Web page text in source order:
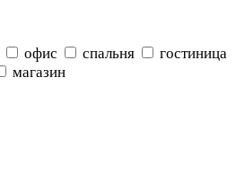
офис спальня
гостиница
магазин